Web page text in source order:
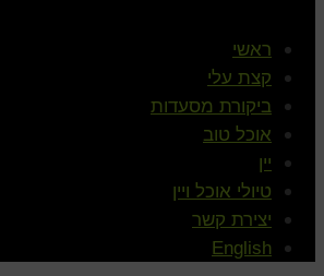
ראשי
קצת עלי
ביקורת מסעדות
אוכל טוב
יין
טיולי אוכל ויין
יצירת קשר
English